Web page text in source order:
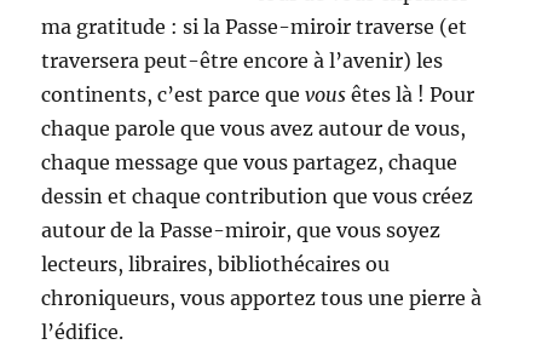
ma gratitude : si la Passe-miroir traverse (et
traversera peut-être encore à l’avenir) les
continents, c’est parce quevous êtes là ! Pour
chaque parole que vous avez autour de vous,
chaque message que vous partagez, chaque
dessin et chaque contribution que vous créez
autour de la Passe-miroir, que vous soyez
lecteurs, libraires, bibliothécaires ou
chroniqueurs, vous apportez tous une pierre à
l’édifice.